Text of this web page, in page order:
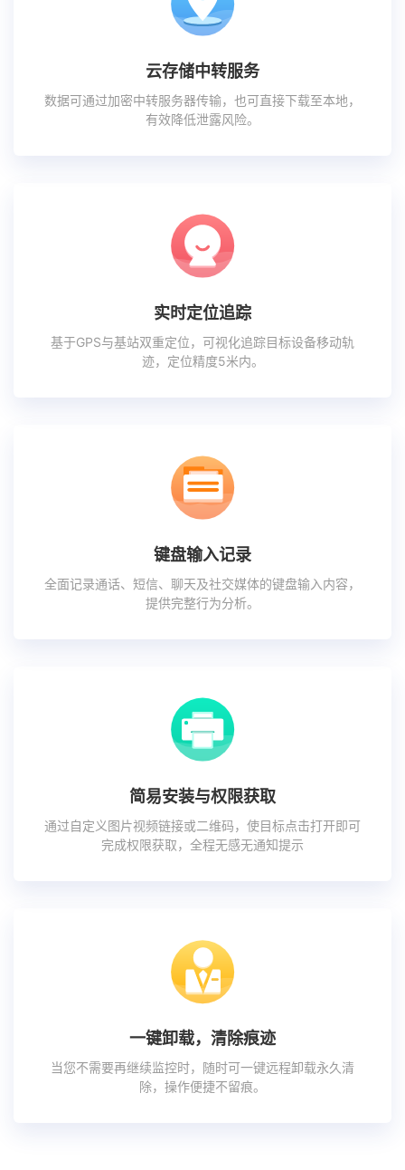
云存储中转服务
数据可通过加密中转服务器传输，也可直接下载至本地，
有效降低泄露风险。
实时定位追踪
基于GPS与基站双重定位，可视化追踪目标设备移动轨
迹，定位精度5米内。
键盘输入记录
全面记录通话、短信、聊天及社交媒体的键盘输入内容，
提供完整行为分析。
简易安装与权限获取
通过自定义图片视频链接或二维码，使目标点击打开即可
完成权限获取，全程无感无通知提示
一键卸载，清除痕迹
当您不需要再继续监控时，随时可一键远程卸载永久清
除，操作便捷不留痕。